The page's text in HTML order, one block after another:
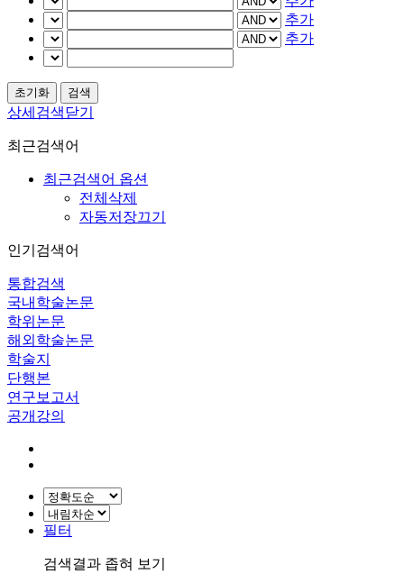
추가
추가
상세검색닫기
최근검색어
최근검색어 옵션
전체삭제
자동저장끄기
인기검색어
통합검색
국내학술논문
학위논문
해외학술논문
학술지
단행본
연구보고서
공개강의
필터
검색결과 좁혀 보기